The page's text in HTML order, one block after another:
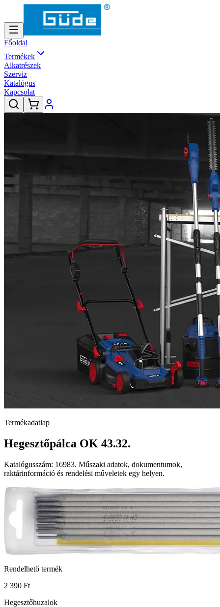
Főoldal
Termékek
Alkatrészek
Szerviz
Katalógus
Kapcsolat
Termékadatlap
Hegesztőpálca OK 43.32.
Katalógusszám: 16983. Műszaki adatok, dokumentumok,
raktárinformáció és rendelési műveletek egy helyen.
Rendelhető termék
2 390 Ft
Hegesztőhuzalok